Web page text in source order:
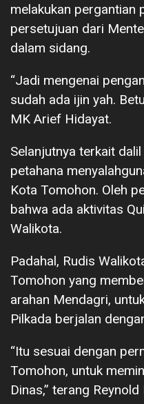
melakukan pergantian
persetujuan dari
dalam sidang.
“Jadi mengenai
sudah ada ijin yah.
MK Arief Hidayat.
Selanjutnya terkait
petahana
Kota Tomohon. Oleh
bahwa ada aktivitas
Walikota.
Padahal, Rudis
Tomohon yang
arahan Mendagri,
Pilkada berjalan
“Itu sesuai dengan
Tomohon, untuk
Dinas,” terang Reynold